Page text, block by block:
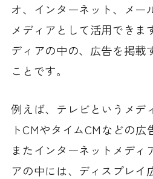
オ、インターネット、メー
メディアとして活用できま
ディアの中の、広告を掲載
ことです。
例えば、テレビというメデ
トCMやタイムCMなどの広
またインターネットメディ
アの中には、ディスプレイ